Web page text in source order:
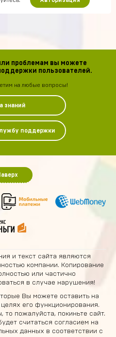
проблемам вы можете
пользователей.
на любые вопросы!
знаний
поддержки
и текст сайта являются
компании. Копирование
или частично
в случае нарушения!
Вы можете оставить на
его функционирования.
то пожалуйста, покиньте сайт.
считаться согласием на
данных в соответствии с